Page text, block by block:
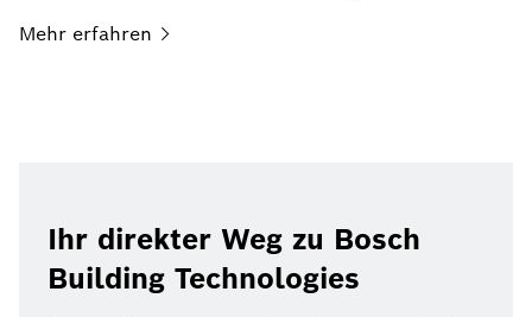
Mehr erfahren
Ihr direkter Weg zu Bosch
Building Technologies